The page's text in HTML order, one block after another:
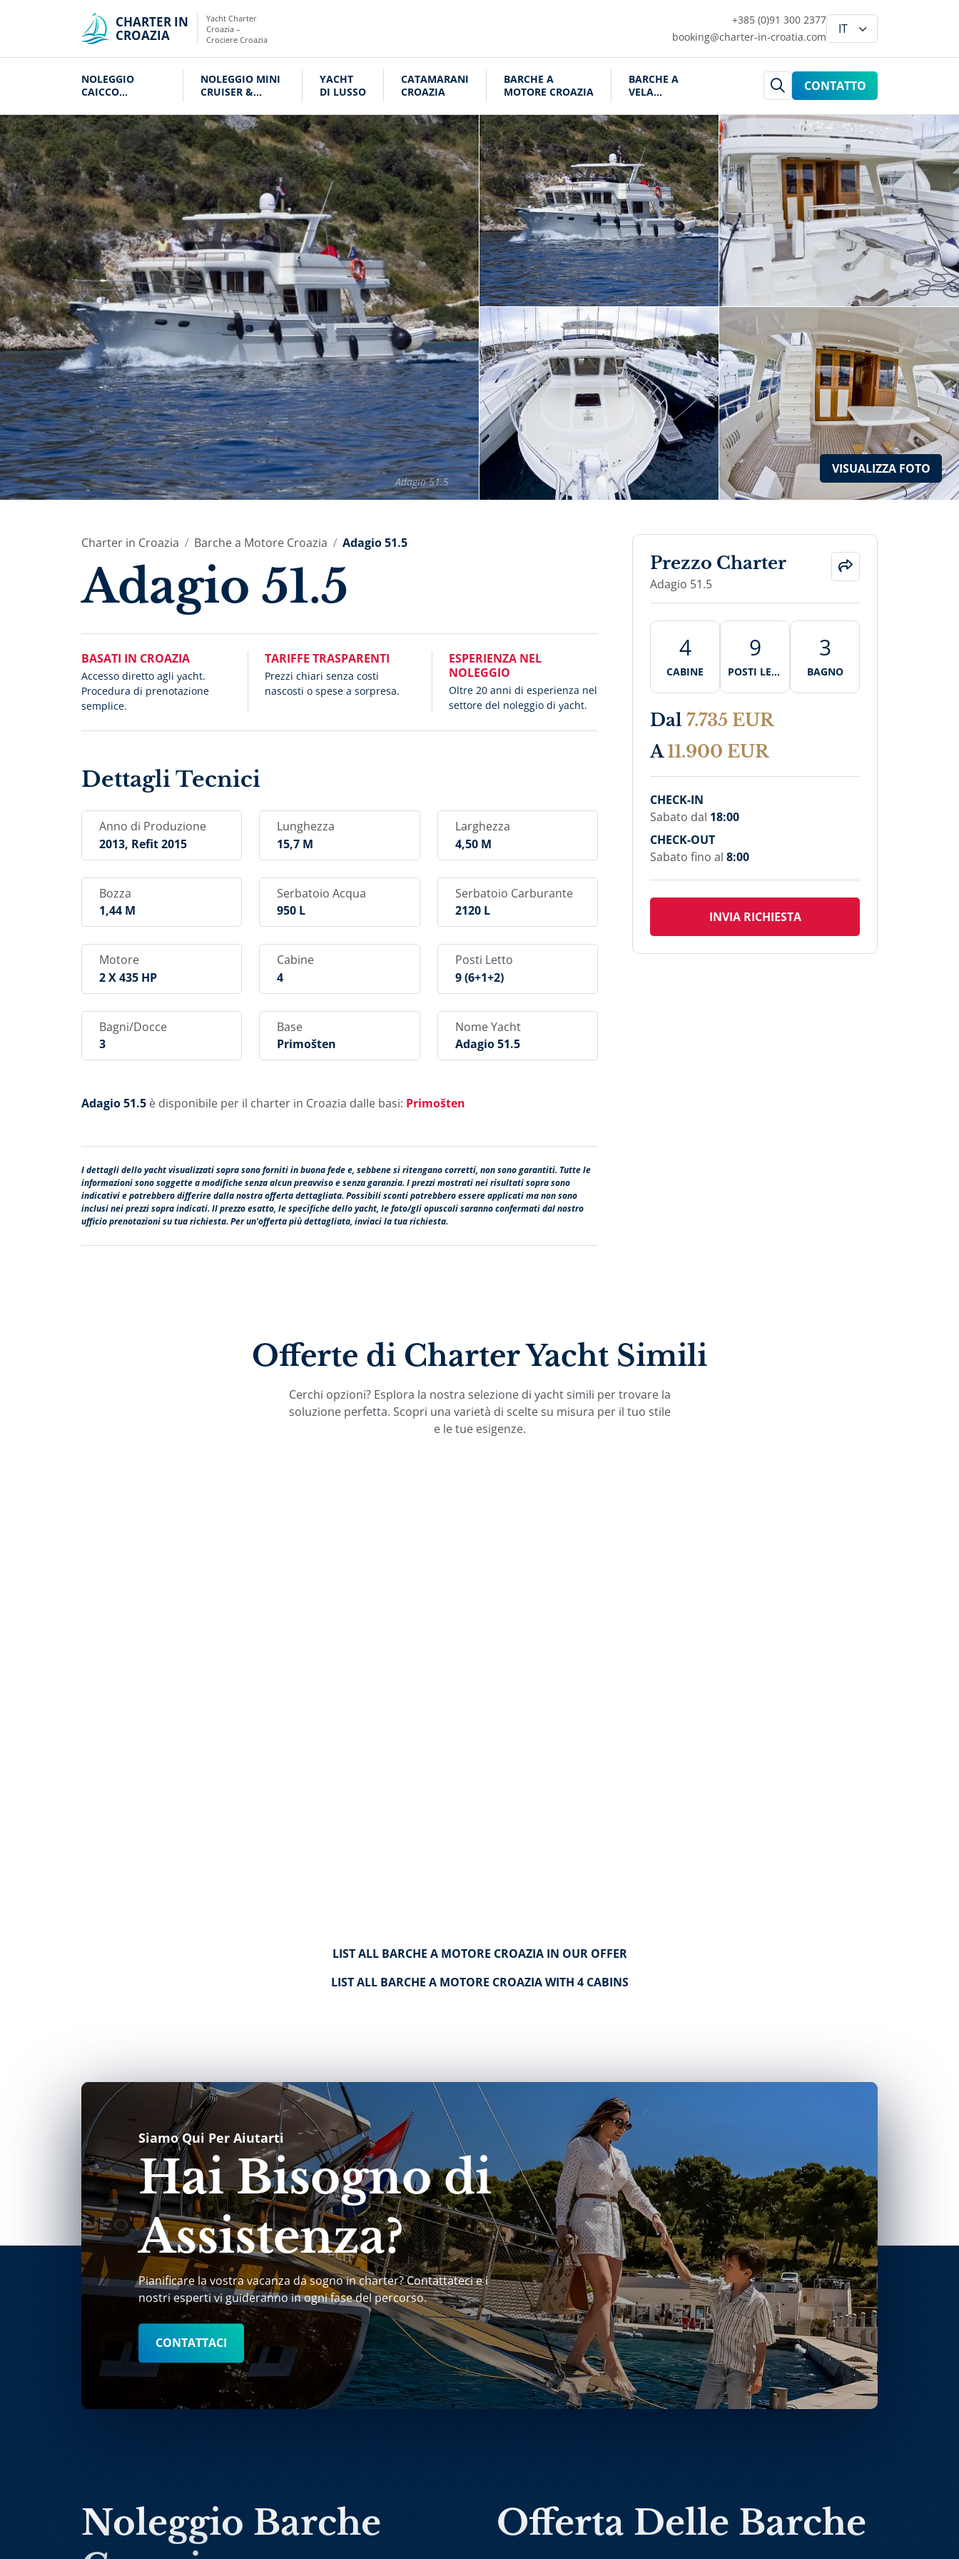
CHARTER IN
CROAZIA
Yacht Charter
Croazia –
Crociere Croazia
+385 (0)91 300 2377
booking@charter-in-croatia.com
NOLEGGIO
CAICCO
NOLEGGIO MINI
CRUISER &
YACHT
DI LUSSO
CATAMARANI
CROAZIA
BARCHE A
MOTORE CROAZIA
BARCHE A
VELA
CONTATTO
Adagio 51.5
VISUALIZZA FOTO
Charter in Croazia Barche a Motore Croazia Adagio 51.5
Adagio 51.5
BASATI IN CROAZIA
Accesso diretto agli yacht.
Procedura di prenotazione
semplice.
TARIFFE TRASPARENTI
Prezzi chiari senza costi
nascosti o spese a sorpresa.
ESPERIENZA NEL
NOLEGGIO
Oltre 20 anni di esperienza nel
settore del noleggio di yacht.
Dettagli Tecnici
Anno di Produzione
2013, Refit 2015
Lunghezza
15,7 M
Larghezza
4,50 M
Bozza
1,44 M
Serbatoio Acqua
950 L
Serbatoio Carburante
2120 L
Motore
2 X 435 HP
Cabine
4
Posti Letto
9 (6+1+2)
Bagni/Docce
3
Base
Primošten
Nome Yacht
Adagio 51.5
Adagio 51.5 è disponibile per il charter in Croazia dalle basi: Primošten
I dettagli dello yacht visualizzati sopra sono forniti in buona fede e, sebbene si ritengano corretti, non sono garantiti. Tutte le
informazioni sono soggette a modifiche senza alcun preavviso e senza garanzia. I prezzi mostrati nei risultati sopra sono
indicativi e potrebbero differire dalla nostra offerta dettagliata. Possibili sconti potrebbero essere applicati ma non sono
inclusi nei prezzi sopra indicati. Il prezzo esatto, le specifiche dello yacht, le foto/gli opuscoli saranno confermati dal nostro
ufficio prenotazioni su tua richiesta. Per un'offerta più dettagliata, inviaci la tua richiesta.
Prezzo Charter
Adagio 51.5
4
CABINE
9
POSTI LETT
3
BAGNO
Dal 7.735 EUR
A 11.900 EUR
CHECK-IN
Sabato dal 18:00
CHECK-OUT
Sabato fino al 8:00
INVIA RICHIESTA
Offerte di Charter Yacht Simili
Cerchi opzioni? Esplora la nostra selezione di yacht simili per trovare la
soluzione perfetta. Scopri una varietà di scelte su misura per il tuo stile
e le tue esigenze.
LIST ALL BARCHE A MOTORE CROAZIA IN OUR OFFER
LIST ALL BARCHE A MOTORE CROAZIA WITH 4 CABINS
Siamo Qui Per Aiutarti
Hai Bisogno di
Assistenza?
Pianificare la vostra vacanza da sogno in charter? Contattateci e i
nostri esperti vi guideranno in ogni fase del percorso.
CONTATTACI
Noleggio Barche
Offerta Delle Barche